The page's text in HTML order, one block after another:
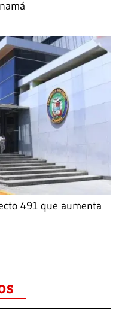
491 que aumenta